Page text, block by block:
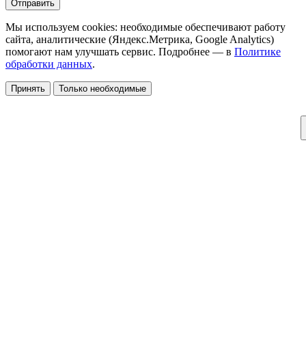
Отправить
Мы используем cookies: необходимые обеспечивают работу
сайта, аналитические (Яндекс.Метрика, Google Analytics)
помогают нам улучшать сервис. Подробнее — в Политике
обработки данных.
Принять Только необходимые